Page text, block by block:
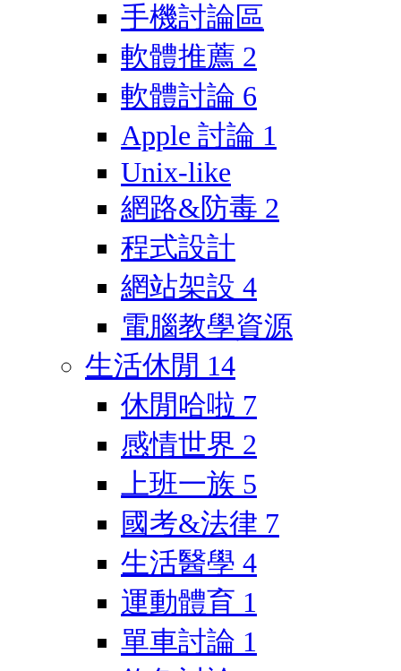
手機討論區
軟體推薦 2
軟體討論 6
Apple 討論 1
Unix-like
網路&防毒 2
程式設計
網站架設 4
電腦教學資源
生活休閒 14
休閒哈啦 7
感情世界 2
上班一族 5
國考&法律 7
生活醫學 4
運動體育 1
單車討論 1